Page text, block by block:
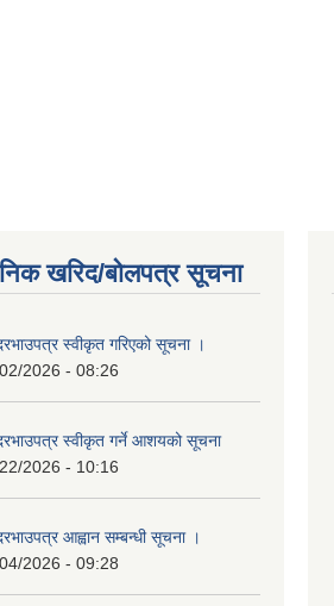
खरिद/बोलपत्र सूचना
स्वीकृत गरिएको सूचना ।
2026 - 08:26
स्वीकृत गर्ने आशयको सूचना
2026 - 10:16
आह्वान सम्बन्धी सूचना ।
2026 - 09:28